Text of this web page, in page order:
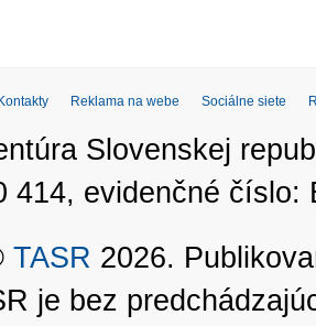
Kontakty Reklama na webe Sociálne siete
Slovenskej
414, evidenčné číslo:
TASR 2026.
je bez